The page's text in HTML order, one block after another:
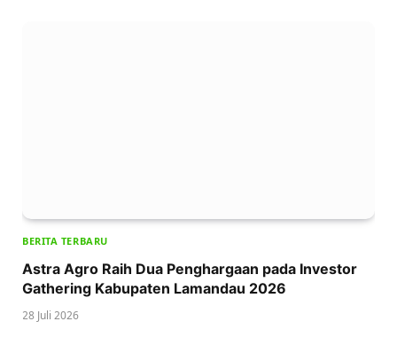
BERITA TERBARU
Astra Agro Raih Dua Penghargaan pada Investor
Gathering Kabupaten Lamandau 2026
28 Juli 2026